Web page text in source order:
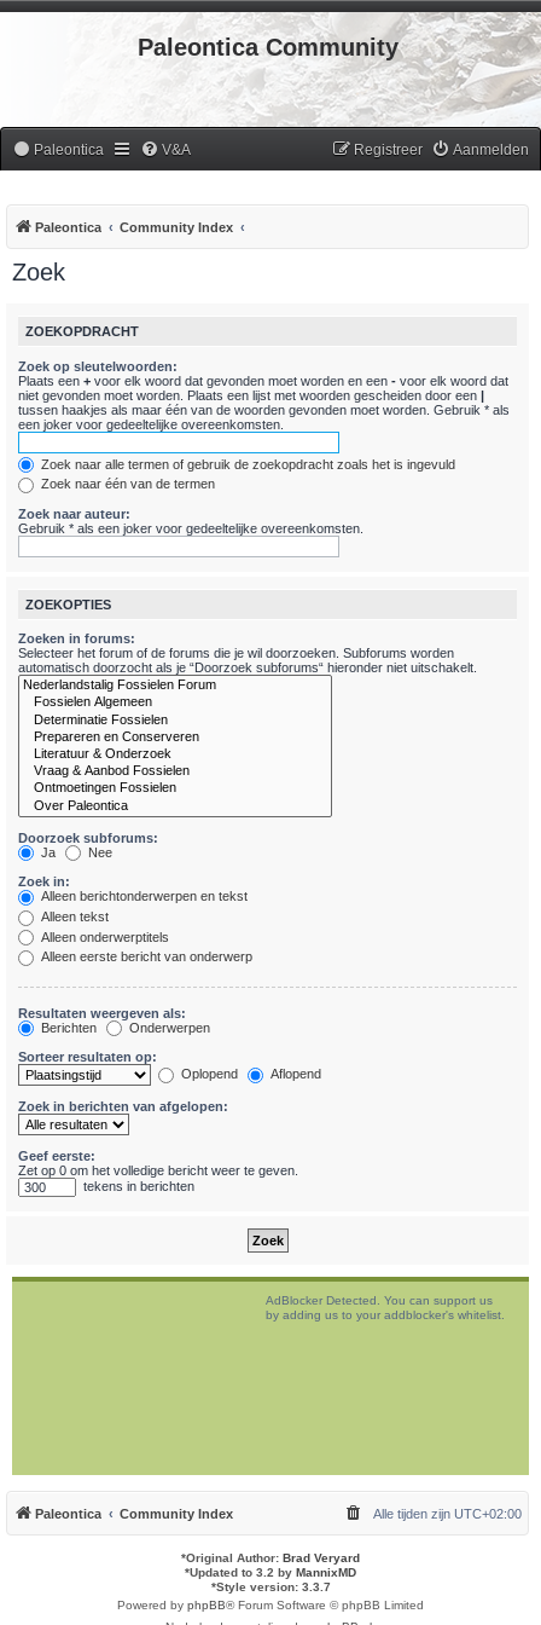
Paleontica Community
Paleontica V&A Aanmelden
Registreer
Paleontica Community Index
Zoek
ZOEKOPDRACHT
Zoek op sleutelwoorden:
Plaats een + voor elk woord dat gevonden moet worden en een - voor elk woord dat
niet gevonden moet worden. Plaats een lijst met woorden gescheiden door een |
tussen haakjes als maar één van de woorden gevonden moet worden. Gebruik * als
een joker voor gedeeltelijke overeenkomsten.
Zoek naar alle termen of gebruik de zoekopdracht zoals het is ingevuld
Zoek naar één van de termen
Zoek naar auteur:
Gebruik * als een joker voor gedeeltelijke overeenkomsten.
ZOEKOPTIES
Zoeken in forums:
Selecteer het forum of de forums die je wil doorzoeken. Subforums worden
automatisch doorzocht als je “Doorzoek subforums“ hieronder niet uitschakelt.
Doorzoek subforums:
Ja
Nee
Zoek in:
Alleen berichtonderwerpen en tekst
Alleen tekst
Alleen onderwerptitels
Alleen eerste bericht van onderwerp
Resultaten weergeven als:
Berichten
Onderwerpen
Sorteer resultaten op:
Oplopend
Aflopend
Zoek in berichten van afgelopen:
Geef eerste:
Zet op 0 om het volledige bericht weer te geven.
tekens in berichten
AdBlocker Detected. You can support us
by adding us to your addblocker's whitelist.
Paleontica Community Index Alle tijden zijn UTC+02:00
*Original Author: Brad Veryard
*Updated to 3.2 by MannixMD
*Style version: 3.3.7
Powered by phpBB® Forum Software © phpBB Limited